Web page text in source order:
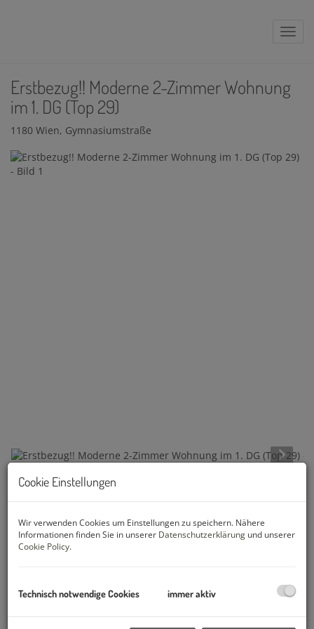
Erstbezug!! Moderne 2-Zimmer Wohnung
im 1. DG (Top 29)
1180 Wien, Gymnasiumstraße
1180 Wien, Gymnasiumstraße 28
Direkt am Cottage in zentraler Lage mit sehr guter
und ein neues Dachgeschoss mit 2 Etagen wurde neu
Cookie Einstellungen
Wir verwenden Cookies um Einstellungen zu speichern. Nähere
Informationen finden Sie in unserer Datenschutzerklärung und unserer
Cookie Policy.
Technisch notwendige Cookies immer aktiv